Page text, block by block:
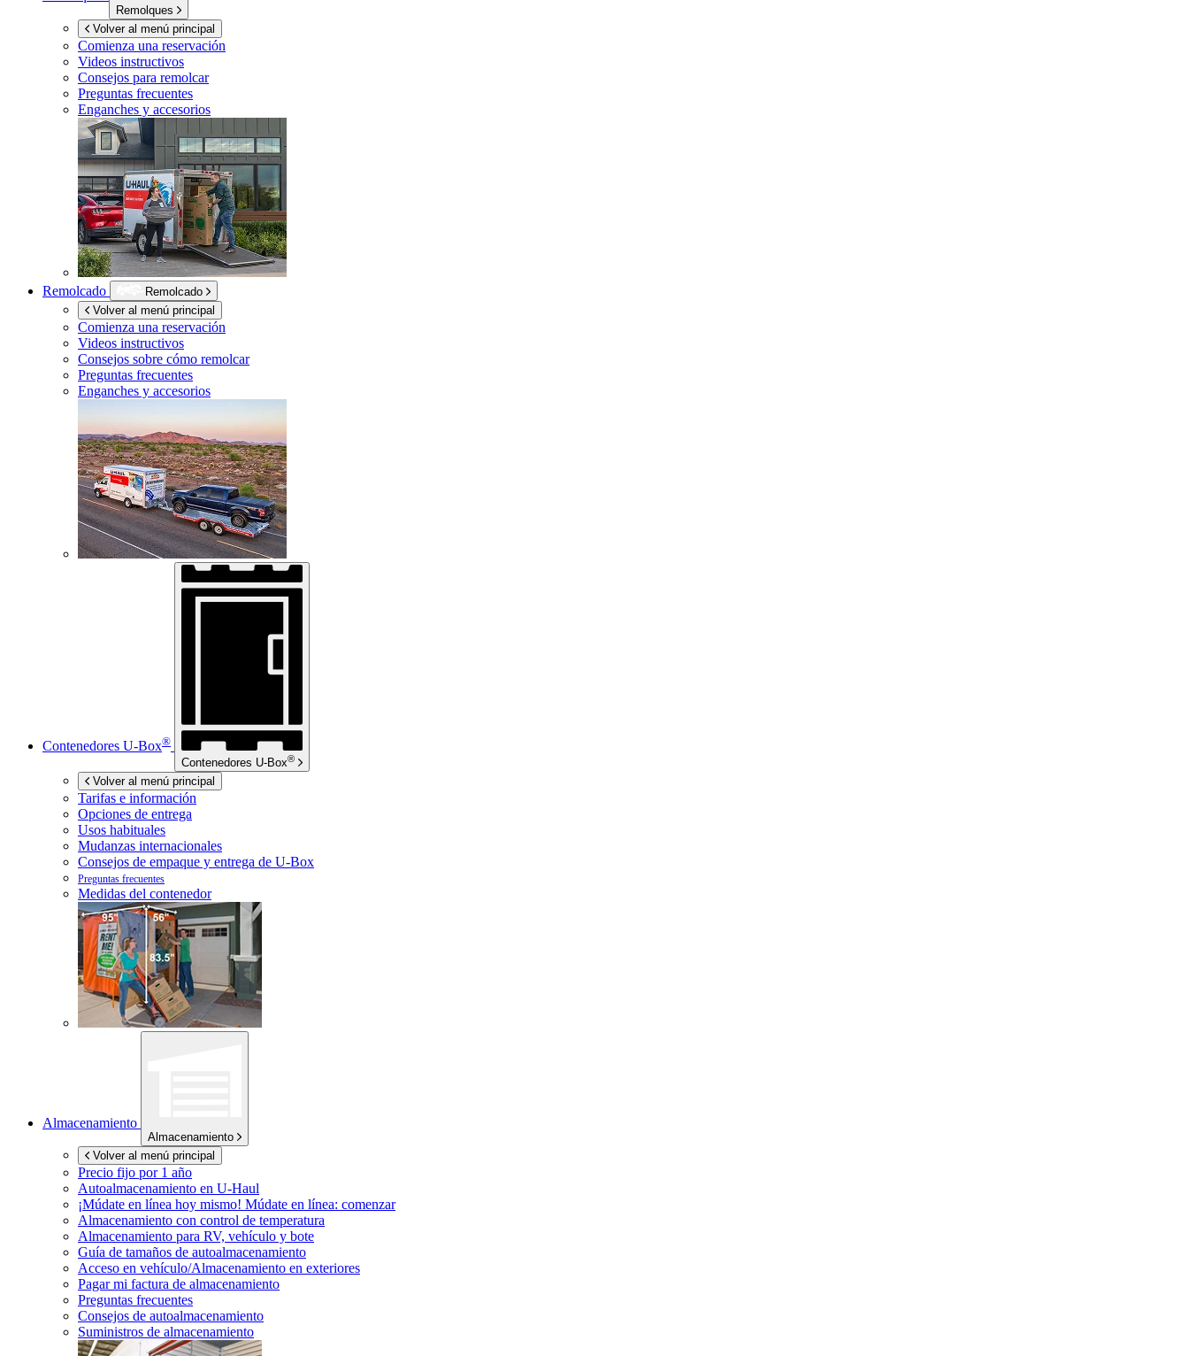
Remolques
Volver al menú principal
Comienza una reservación
Videos instructivos
Consejos para remolcar
Preguntas frecuentes
Enganches y accesorios
Remolcado
Remolcado
Volver al menú principal
Comienza una reservación
Videos instructivos
Consejos sobre cómo remolcar
Preguntas frecuentes
Enganches y accesorios
Contenedores U-Box®
Contenedores U-Box®
Volver al menú principal
Tarifas e información
Opciones de entrega
Usos habituales
Mudanzas internacionales
Consejos de empaque y entrega de U-Box
Preguntas frecuentes
Medidas del contenedor
Almacenamiento
Almacenamiento
Volver al menú principal
Precio fijo por 1 año
Autoalmacenamiento en U-Haul
¡Múdate en línea hoy mismo! Múdate en línea: comenzar
Almacenamiento con control de temperatura
Almacenamiento para RV, vehículo y bote
Guía de tamaños de autoalmacenamiento
Acceso en vehículo/Almacenamiento en exteriores
Pagar mi factura de almacenamiento
Preguntas frecuentes
Consejos de autoalmacenamiento
Suministros de almacenamiento